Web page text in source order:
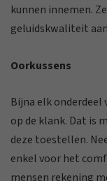
kunnen innemen.
geluidskwaliteit
Oorkussens
Bijna elk
op de klank. Dat is
deze toestellen.
enkel voor het
mensen rekening